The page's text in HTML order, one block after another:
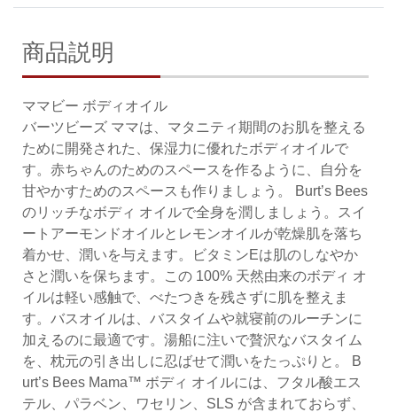
商品説明
ママビー ボディオイル
バーツビーズ ママは、マタニティ期間のお肌を整える
ために開発された、保湿力に優れたボディオイルで
す。赤ちゃんのためのスペースを作るように、自分を
甘やかすためのスペースも作りましょう。 Burt’s Bees
のリッチなボディ オイルで全身を潤しましょう。スイ
ートアーモンドオイルとレモンオイルが乾燥肌を落ち
着かせ、潤いを与えます。ビタミンEは肌のしなやか
さと潤いを保ちます。この 100% 天然由来のボディ オ
イルは軽い感触で、べたつきを残さずに肌を整えま
す。バスオイルは、バスタイムや就寝前のルーチンに
加えるのに最適です。湯船に注いで贅沢なバスタイム
を、枕元の引き出しに忍ばせて潤いをたっぷりと。 B
urt’s Bees Mama™ ボディ オイルには、フタル酸エス
テル、パラベン、ワセリン、SLS が含まれておらず、